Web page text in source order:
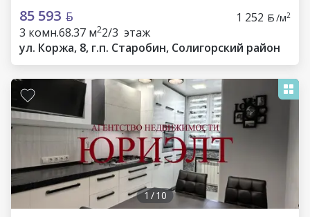
85 593 1 252 /м2
3 комн.68.37 м22/3 этаж
ул. Коржа, 8, г.п. Старобин, Солигорский район
1 /10